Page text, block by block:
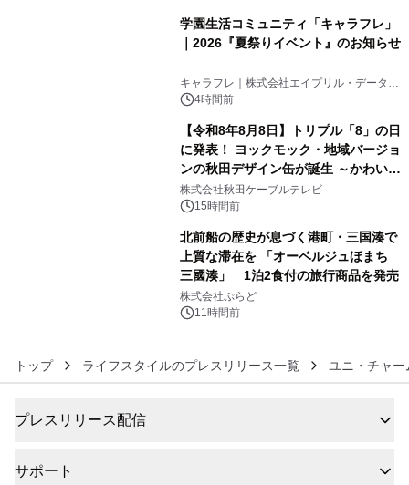
学園生活コミュニティ「キャラフレ」
｜2026『夏祭りイベント』のお知らせ
キャラフレ｜株式会社エイプリル・データ・
デザインズ
4時間前
【令和8年8月8日】トリプル「8」の日
に発表！ ヨックモック・地域バージョ
ンの秋田デザイン缶が誕生 ～かわいい
秋田犬の子犬と秋田の四季と名所を巡
るパッケージ～ 9月1日(火)秋田県内で
株式会社秋田ケーブルテレビ
15時間前
北前船の歴史が息づく港町・三国湊で
上質な滞在を 「オーベルジュほまち
三國湊」 1泊2食付の旅行商品を発売
株式会社ぷらど
11時間前
トップ ライフスタイルのプレスリリース一覧 ユニ・チャ
プレスリリース配信
サポート